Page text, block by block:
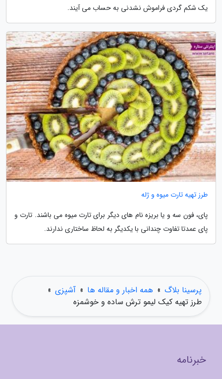
یک شکم گردی فراموش نشدنی به حساب می آیند.
طرز تهیه تارت میوه و ژله
پای، فون سه و یا بریزه نام های دیگر برای تارت میوه می باشند. تارت و
پای عمدتا تفاوت چندانی با یکدیگر به لحاظ ساختاری ندارند.
پرسینا بلاگ » همه اخبار و مقاله ها » آشپزی »
طرز تهیه کیک لیمو ترش ساده و خوشمزه
خبرنامه